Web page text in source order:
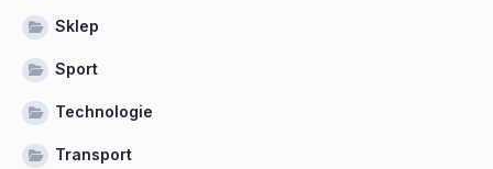
Sklep
Sport
Technologie
Transport